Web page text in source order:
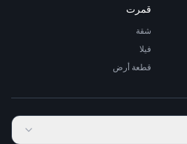
قمرت
شقة
فيلا
قطعة أرض